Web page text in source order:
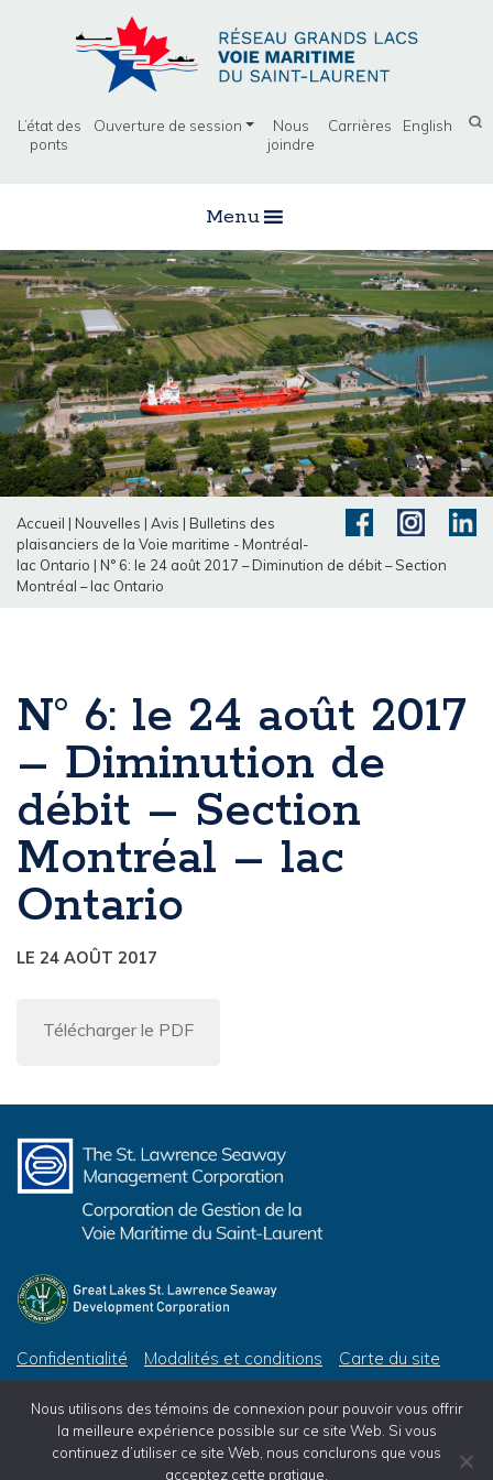
L’état des
ponts
Ouverture de session
Nous
joindre
Carrières English
Menu
Accueil | Nouvelles | Avis | Bulletins des
plaisanciers de la Voie maritime - Montréal-
lac Ontario | N° 6: le 24 août 2017 – Diminution de débit – Section
Montréal – lac Ontario
N° 6: le 24 août 2017
– Diminution de
débit – Section
Montréal – lac
Ontario
LE 24 AOÛT 2017
Télécharger le PDF
Confidentialité Modalités et conditions Carte du site
© 2026 Great Lakes St. Lawrence Seaway Development Corporation, All Rights Reserved
Nous utilisons des témoins de connexion pour pouvoir vous offrir
la meilleure expérience possible sur ce site Web. Si vous
continuez d’utiliser ce site Web, nous conclurons que vous
acceptez cette pratique.